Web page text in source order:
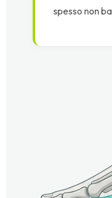
spesso non